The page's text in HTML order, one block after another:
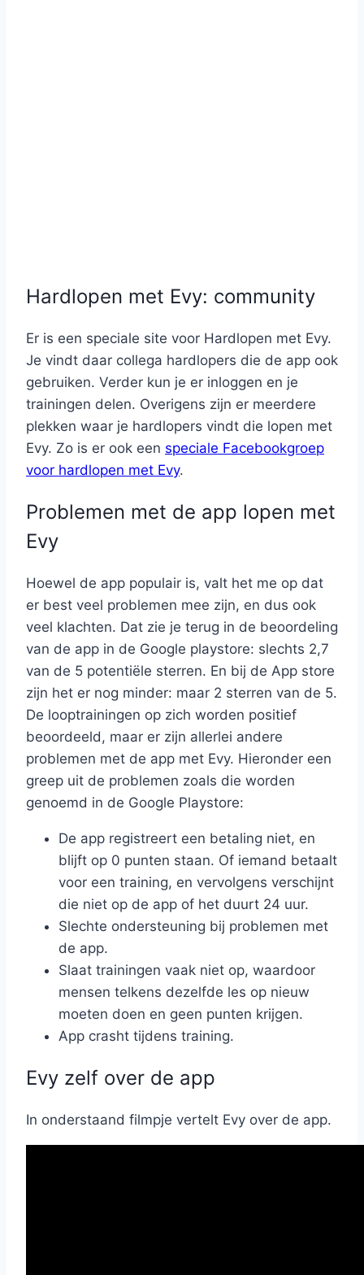
Hardlopen met Evy: community
Er is een speciale site voor Hardlopen met Evy.
Je vindt daar collega hardlopers die de app ook
gebruiken. Verder kun je er inloggen en je
trainingen delen. Overigens zijn er meerdere
plekken waar je hardlopers vindt die lopen met
Evy. Zo is er ook een speciale Facebookgroep
voor hardlopen met Evy.
Problemen met de app lopen met
Evy
Hoewel de app populair is, valt het me op dat
er best veel problemen mee zijn, en dus ook
veel klachten. Dat zie je terug in de beoordeling
van de app in de Google playstore: slechts 2,7
van de 5 potentiële sterren. En bij de App store
zijn het er nog minder: maar 2 sterren van de 5.
De looptrainingen op zich worden positief
beoordeeld, maar er zijn allerlei andere
problemen met de app met Evy. Hieronder een
greep uit de problemen zoals die worden
genoemd in de Google Playstore:
De app registreert een betaling niet, en
blijft op 0 punten staan. Of iemand betaalt
voor een training, en vervolgens verschijnt
die niet op de app of het duurt 24 uur.
Slechte ondersteuning bij problemen met
de app.
Slaat trainingen vaak niet op, waardoor
mensen telkens dezelfde les op nieuw
moeten doen en geen punten krijgen.
App crasht tijdens training.
Evy zelf over de app
In onderstaand filmpje vertelt Evy over de app.